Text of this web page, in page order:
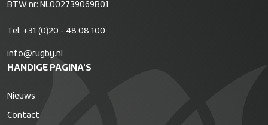
BTW nr: NL002739069B01
Tel: +31 (0)20 - 48 08 100
info@rugby.nl
HANDIGE PAGINA'S
Nieuws
Contact